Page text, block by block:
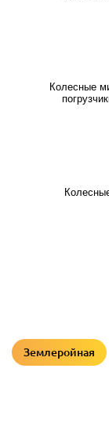
Колесные
Землеройная